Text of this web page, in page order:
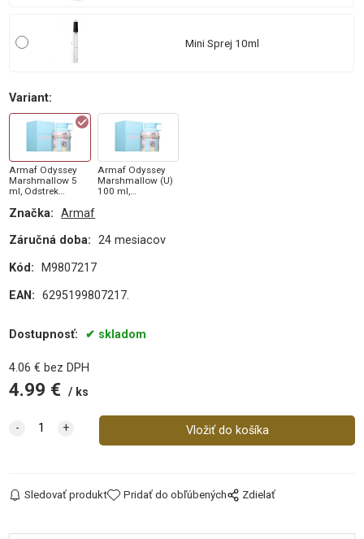
Mini Sprej 10ml
Variant:
Armaf Odyssey
Marshmallow 5
ml, Odstrek
Armaf Odyssey
Marshmallow (U)
100 ml,
Značka: Armaf
Záručná doba: 24 mesiacov
Kód:
M9807217
EAN: 6295199807217.
Dostupnosť: skladom
4.06 € bez DPH
4.99 € ks
Sledovať produkt Pridať do obľúbených Zdielať